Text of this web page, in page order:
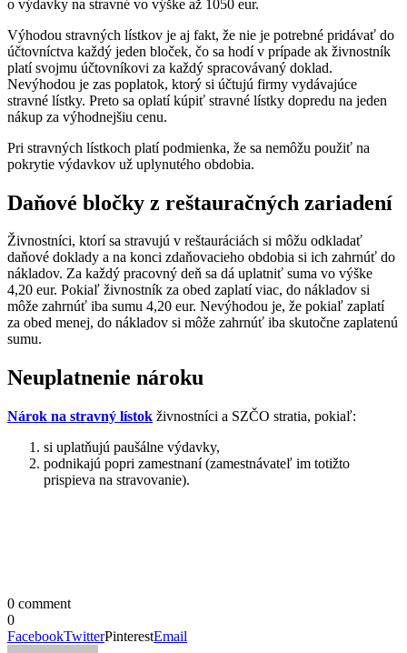
o výdavky na stravné vo výške až 1050 eur.
Výhodou stravných lístkov je aj fakt, že nie je potrebné pridávať do
účtovníctva každý jeden bloček, čo sa hodí v prípade ak živnostník
platí svojmu účtovníkovi za každý spracovávaný doklad.
Nevýhodou je zas poplatok, ktorý si účtujú firmy vydávajúce
stravné lístky. Preto sa oplatí kúpiť stravné lístky dopredu na jeden
nákup za výhodnejšiu cenu.
Pri stravných lístkoch platí podmienka, že sa nemôžu použiť na
pokrytie výdavkov už uplynutého obdobia.
Daňové bločky z reštauračných zariadení
Živnostníci, ktorí sa stravujú v reštauráciách si môžu odkladať
daňové doklady a na konci zdaňovacieho obdobia si ich zahrnúť do
nákladov. Za každý pracovný deň sa dá uplatniť suma vo výške
4,20 eur. Pokiaľ živnostník za obed zaplatí viac, do nákladov si
môže zahrnúť iba sumu 4,20 eur. Nevýhodou je, že pokiaľ zaplatí
za obed menej, do nákladov si môže zahrnúť iba skutočne zaplatenú
sumu.
Neuplatnenie nároku
Nárok na stravný lístok živnostníci a SZČO stratia, pokiaľ:
si uplatňujú paušálne výdavky,
podnikajú popri zamestnaní (zamestnávateľ im totižto
prispieva na stravovanie).
0 comment
0
FacebookTwitterPinterestEmail